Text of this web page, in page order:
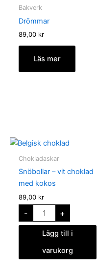
Bakverk
Drömmar
89,00 kr
Läs mer
Chokladaskar
Snöbollar – vit choklad
med kokos
89,00 kr
-
Snöbollar
-
vit
choklad
med
kokos
mängd
+
Lägg till i
varukorg